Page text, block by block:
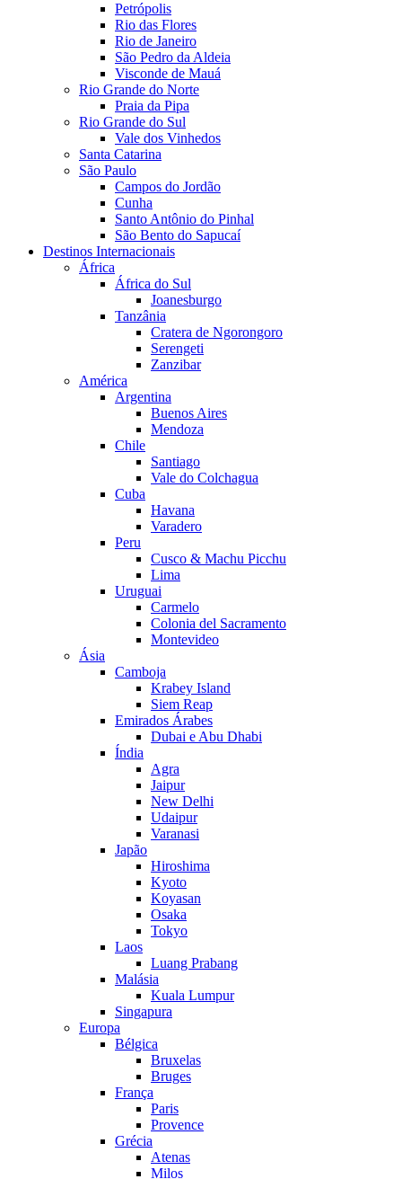
Petrópolis
Rio das Flores
Rio de Janeiro
São Pedro da Aldeia
Visconde de Mauá
Rio Grande do Norte
Praia da Pipa
Rio Grande do Sul
Vale dos Vinhedos
Santa Catarina
São Paulo
Campos do Jordão
Cunha
Santo Antônio do Pinhal
São Bento do Sapucaí
Destinos Internacionais
África
África do Sul
Joanesburgo
Tanzânia
Cratera de Ngorongoro
Serengeti
Zanzibar
América
Argentina
Buenos Aires
Mendoza
Chile
Santiago
Vale do Colchagua
Cuba
Havana
Varadero
Peru
Cusco & Machu Picchu
Lima
Uruguai
Carmelo
Colonia del Sacramento
Montevideo
Ásia
Camboja
Krabey Island
Siem Reap
Emirados Árabes
Dubai e Abu Dhabi
Índia
Agra
Jaipur
New Delhi
Udaipur
Varanasi
Japão
Hiroshima
Kyoto
Koyasan
Osaka
Tokyo
Laos
Luang Prabang
Malásia
Kuala Lumpur
Singapura
Europa
Bélgica
Bruxelas
Bruges
França
Paris
Provence
Grécia
Atenas
Milos